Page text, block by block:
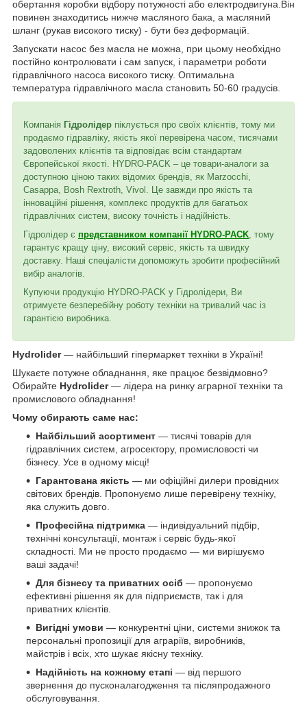
обертання коробки відбору потужності або електродвигуна.Він
повинен знаходитись нижче масляного бака, а масляний
шланг (рукав високого тиску) - бути без деформацій.
Запускати насос без масла не можна, при цьому необхідно
постійно контролювати і сам запуск, і параметри роботи
гідравлічного насоса високого тиску. Оптимальна
температура гідравлічного масла становить 50-60 градусів.
Компанія Гідролідер піклується про своїх клієнтів, тому ми
продаємо гідравліку, якість якої перевірена часом, тисячами
задоволених клієнтів та відповідає всім стандартам
Європейської якості. HYDRO-PACK – це товари-аналоги за
доступною ціною таких відомих брендів, як Marzocchi,
Casappa, Bosh Rextroth, Vivol. Це завжди про якість та
інноваційні рішення, комплекс продуктів для багатьох
гідравлічних систем, високу точність і надійність.
Гідролідер є представником компанії HYDRO-PACK , тому
гарантує кращу ціну, високий сервіс, якість та швидку
доставку. Наші спеціалісти допоможуть зробити професійний
вибір аналогів.
Купуючи продукцію HYDRO-PACK у Гідролідери, Ви
отримуєте безперебійну роботу техніки на тривалий час із
гарантією виробника.
Hydrolider— найбільший гіпермаркет техніки в Україні!
Шукаєте потужне обладнання, яке працює безвідмовно?
Обирайте Hydrolider— лідера на ринку аграрної техніки та
промислового обладнання!
Чому обирають саме нас:
Найбільший асортимент — тисячі товарів для
гідравлічних систем, агросектору, промисловості чи
бізнесу. Усе в одному місці!
Гарантована якість — ми офіційні дилери провідних
світових брендів. Пропонуємо лише перевірену техніку,
яка служить довго.
Професійна підтримка — індивідуальний підбір,
технічні консультації, монтаж і сервіс будь-якої
складності. Ми не просто продаємо — ми вирішуємо
ваші задачі!
Для бізнесу та приватних осіб — пропонуємо
ефективні рішення як для підприємств, так і для
приватних клієнтів.
Вигідні умови — конкурентні ціни, системи знижок та
персональні пропозиції для аграріїв, виробників,
майстрів і всіх, хто шукає якісну техніку.
Надійність на кожному етапі — від першого
звернення до пусконалагодження та післяпродажного
обслуговування.